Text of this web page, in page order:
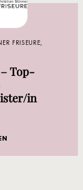
FRISEURE,
Top-
in